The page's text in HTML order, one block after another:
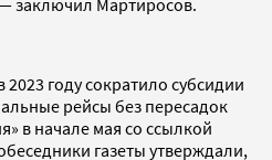
году сократило субсидии
рейсы без пересадок
в начале мая со ссылкой
газеты утверждали,